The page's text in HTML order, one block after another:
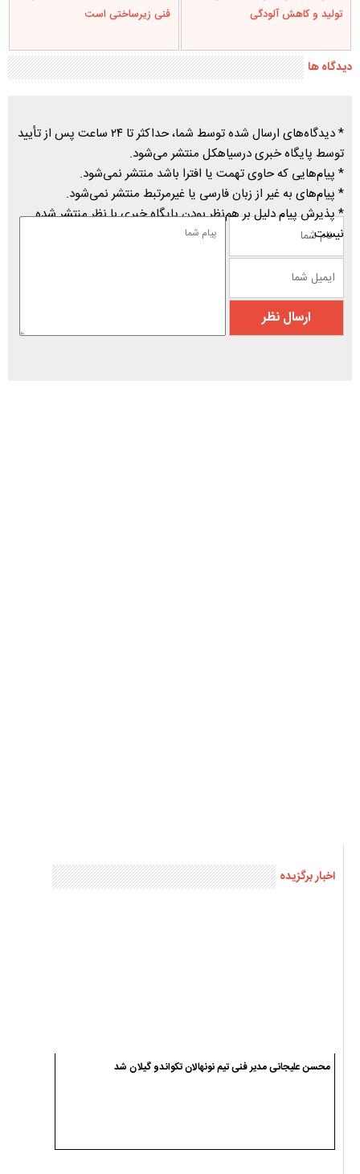
تولید و کاهش آلودگی
فنی زیرساختی است
دیدگاه ها
* دیدگاه‌های ارسال شده توسط شما، حداکثر تا ۲۴ ساعت پس از تأیید
توسط پایگاه خبری درسیاهکل منتشر می‌شود.
* پیام‌هایی که حاوی تهمت یا افترا باشد منتشر نمی‌شود.
* پیام‌های به غیر از زبان فارسی یا غیرمرتبط منتشر نمی‌شود.
* پذیرش پیام دلیل بر هم‌نظر بودن پایگاه خبری با نظر منتشر شده
نیست.
اخبار برگزیده
محسن علیجانی مدیر فنی تیم نونهالان تکواندو گیلان شد